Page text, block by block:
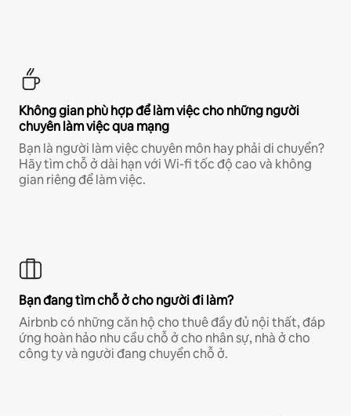
Không gian phù hợp để làm việc cho những người
chuyên làm việc qua mạng
Bạn là người làm việc chuyên môn hay phải di chuyển?
Hãy tìm chỗ ở dài hạn với Wi-fi tốc độ cao và không
gian riêng để làm việc.
Bạn đang tìm chỗ ở cho người đi làm?
Airbnb có những căn hộ cho thuê đầy đủ nội thất, đáp
ứng hoàn hảo nhu cầu chỗ ở cho nhân sự, nhà ở cho
công ty và người đang chuyển chỗ ở.